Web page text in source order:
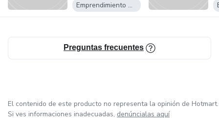
Emprendimiento Digital
Preguntas frecuentes
El contenido de este producto no representa la opinión de Hotmart.
Si ves informaciones inadecuadas, denúncialas aquí